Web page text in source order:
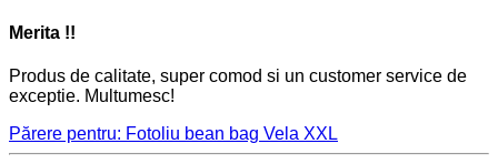
Merita !!
Produs de calitate, super comod si un customer service de
exceptie. Multumesc!
Părere pentru: Fotoliu bean bag Vela XXL